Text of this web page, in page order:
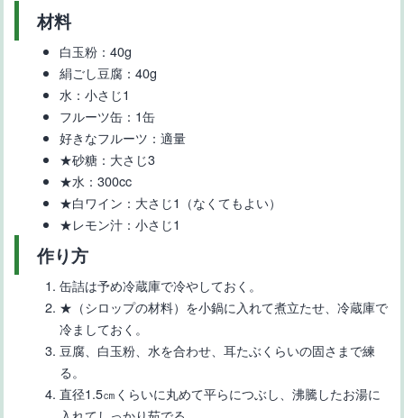
【ギフトに最適】千疋屋のフルーツ入りチョコレート菓子10選
【グミでフルーツ飴を作ろう】作り方とコツ
材料
白玉粉：40g
絹ごし豆腐：40g
水：小さじ1
フルーツ缶：1缶
好きなフルーツ：適量
★砂糖：大さじ3
★水：300cc
★白ワイン：大さじ1（なくてもよい）
★レモン汁：小さじ1
作り方
缶詰は予め冷蔵庫で冷やしておく。
★（シロップの材料）を小鍋に入れて煮立たせ、冷蔵庫で
冷ましておく。
豆腐、白玉粉、水を合わせ、耳たぶくらいの固さまで練
る。
直径1.5㎝くらいに丸めて平らにつぶし、沸騰したお湯に